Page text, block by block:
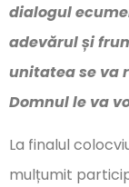
dialogul
adevărul și
unitatea se va
Domnul le va
La finalul
mulțumit